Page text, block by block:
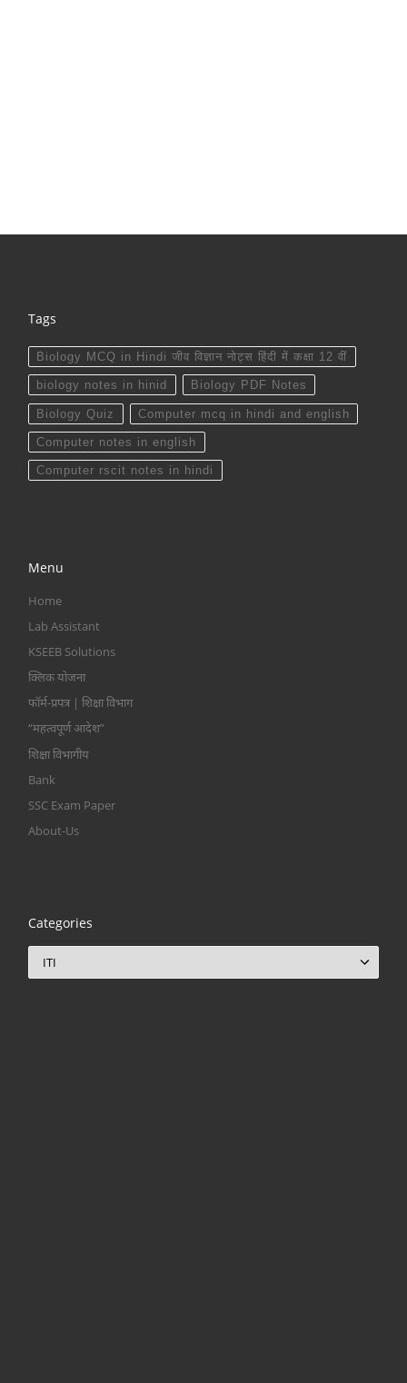
Tags
Biology MCQ in Hindi जीव विज्ञान नोट्स हिंदी में कक्षा 12 वीं
biology notes in hinid Biology PDF Notes
Biology Quiz Computer mcq in hindi and english
Computer notes in english
Computer rscit notes in hindi
Menu
Home
Lab Assistant
KSEEB Solutions
क्लिक योजना
फॉर्म-प्रपत्र | शिक्षा विभाग
“महत्वपूर्ण आदेश”
शिक्षा विभागीय
Bank
SSC Exam Paper
About-Us
Categories